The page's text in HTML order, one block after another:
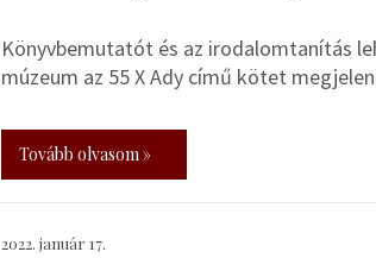
Könyvbemutatót és az irodalomtanítás
múzeum az 55 X Ady című kötet
Tovább olvasom »
2022. január 17.